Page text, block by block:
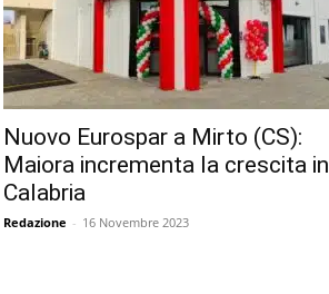
Nuovo Eurospar a Mirto (CS):
Maiora incrementa la crescita in
Calabria
Redazione - 16 Novembre 2023